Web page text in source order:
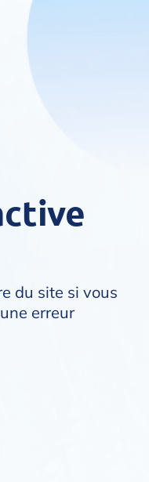
du site si vous
erreur